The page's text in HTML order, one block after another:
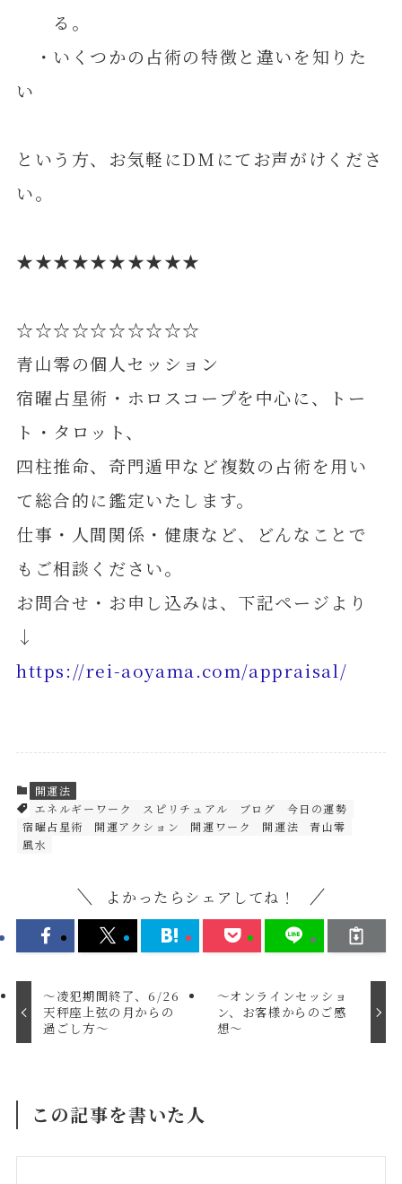
る。
・いくつかの占術の特徴と違いを知りた
い
という方、お気軽にDMにてお声がけくださ
い。
★★★★★★★★★★
☆☆☆☆☆☆☆☆☆☆
青山零の個人セッション
宿曜占星術・ホロスコープを中心に、トー
ト・タロット、
四柱推命、奇門遁甲など複数の占術を用い
て総合的に鑑定いたします。
仕事・人間関係・健康など、どんなことで
もご相談ください。
お問合せ・お申し込みは、下記ページより
↓
https://rei-aoyama.com/appraisal/
開運法
エネルギーワーク
スピリチュアル ブログ
今日の運勢
宿曜占星術
開運アクション 開運ワーク 開運法
青山零
風水
よかったらシェアしてね！
～凌犯期間終了、6/26
天秤座上弦の月からの
過ごし方～
～オンラインセッショ
ン、お客様からのご感
想～
この記事を書いた人